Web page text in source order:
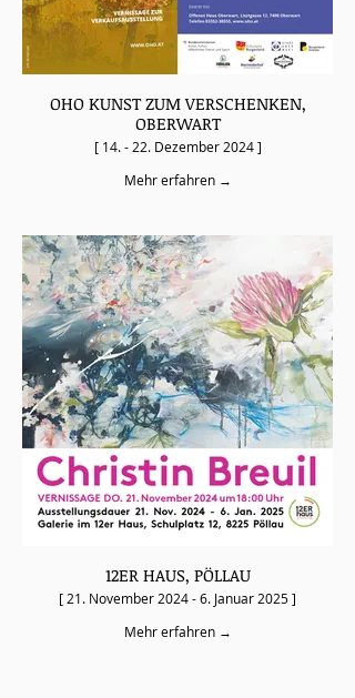
OHO KUNST ZUM VERSCHENKEN,
OBERWART
[ 14. - 22. Dezember 2024 ]
Mehr erfahren →
12ER HAUS, PÖLLAU
[ 21. November 2024 - 6. Januar 2025 ]
Mehr erfahren →